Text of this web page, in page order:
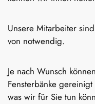
Unsere Mitarbeiter
von notwendig.
Je nach Wunsch
Fensterbänke
was wir für Sie tun